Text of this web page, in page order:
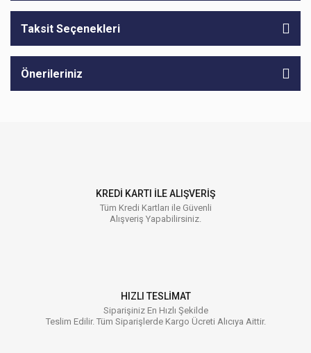
Taksit Seçenekleri
Önerileriniz
KREDİ KARTI İLE ALIŞVERİŞ
Tüm Kredi Kartları ile Güvenli
Alışveriş Yapabilirsiniz.
HIZLI TESLİMAT
Siparişiniz En Hızlı Şekilde
Teslim Edilir. Tüm Siparişlerde Kargo Ücreti Alıcıya Aittir.